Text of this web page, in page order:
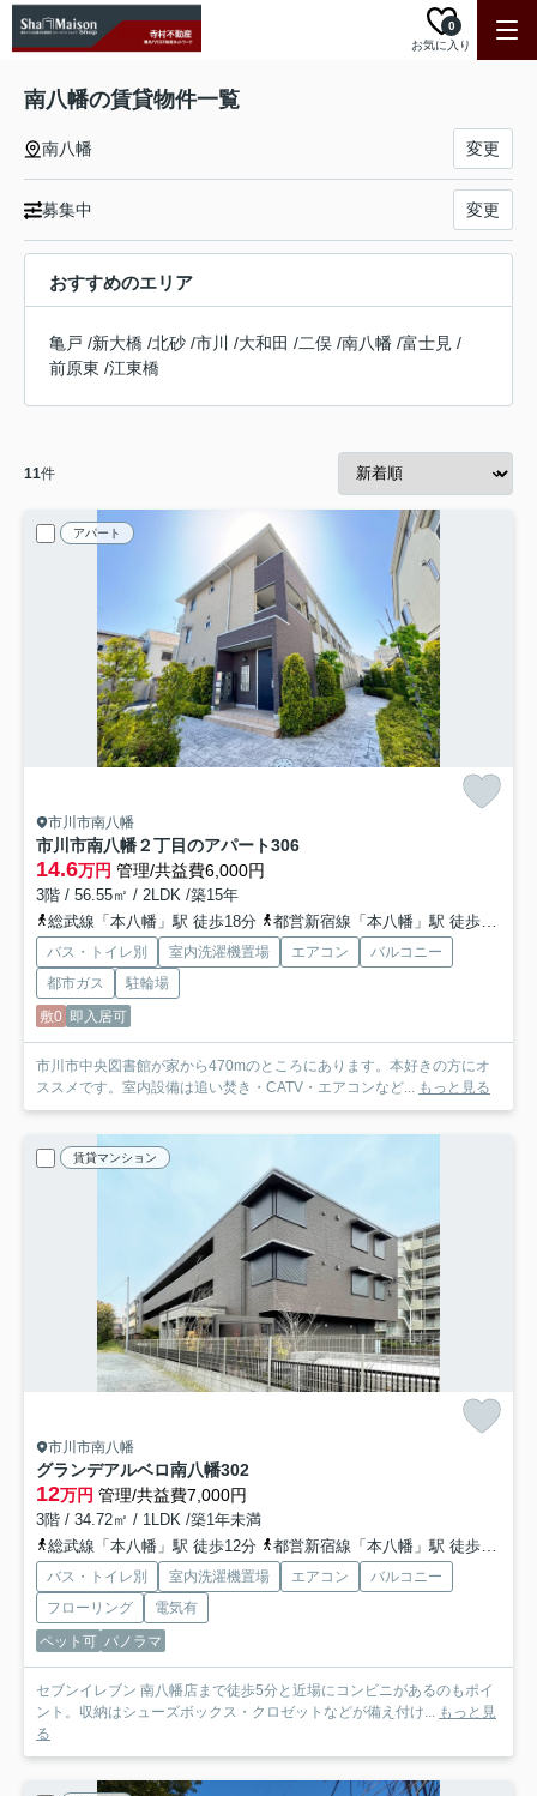
お気に入り
0
南八幡の賃貸物件一覧
南八幡 変更
募集中 変更
おすすめのエリア
亀戸 /新大橋 /北砂 /市川 /大和田 /二俣 /南八幡 /富士見 /
前原東 /江東橋
11件
アパート
市川市南八幡
市川市南八幡２丁目のアパート306
14.6万円 管理/共益費6,000円
3階 / 56.55㎡ / 2LDK /築15年
総武線「本八幡」駅 徒歩18分
都営新宿線「本八幡」駅 徒歩18分
バス・トイレ別 室内洗濯機置場 エアコン
バルコニー
都市ガス
駐輪場
敷0 即入居可
市川市中央図書館が家から470mのところにあります。本好きの方にオ
ススメです。室内設備は追い焚き・CATV・エアコンなど... もっと見る
賃貸マンション
市川市南八幡
グランデアルベロ南八幡302
12万円 管理/共益費7,000円
3階 / 34.72㎡ / 1LDK /築1年未満
総武線「本八幡」駅 徒歩12分
都営新宿線「本八幡」駅 徒歩14分
バス・トイレ別 室内洗濯機置場 エアコン
バルコニー
フローリング
電気有
ペット可 パノラマ
セブンイレブン 南八幡店まで徒歩5分と近場にコンビニがあるのもポイ
ント。収納はシューズボックス・クロゼットなどが備え付け... もっと見
る